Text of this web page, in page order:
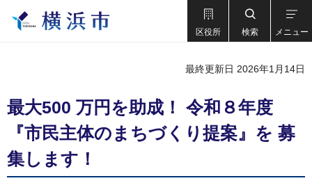
区役所 検索 メニュー
最終更新日 2026年1月14日
最大500 万円を助成！ 令和８年度
『市民主体のまちづくり提案』を 募
集します！